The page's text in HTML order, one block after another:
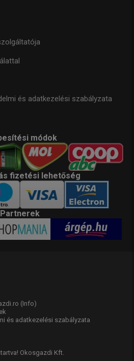
és adatkezelési szabályzata
módok
fizetési lehetőség
Partnerek
(Info)
és adatkezelési szabályzata
Okosgazdi Kft.